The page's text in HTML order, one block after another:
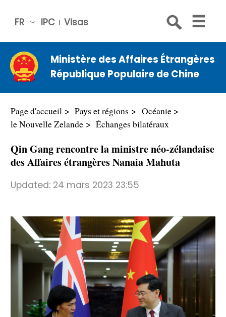
IPC Visas
FR
中文
Engli
sh
Русс
Espa
عربي
Ministère des Affaires Étrangères
République Populaire de Chine
Page d'accueil Pays et régions
Océanie
le Nouvelle Zelande
Échanges bilatéraux
Qin Gang rencontre la ministre néo-zélandaise
des Affaires étrangères Nanaia Mahuta
Updated: 24 mars 2023 23:55